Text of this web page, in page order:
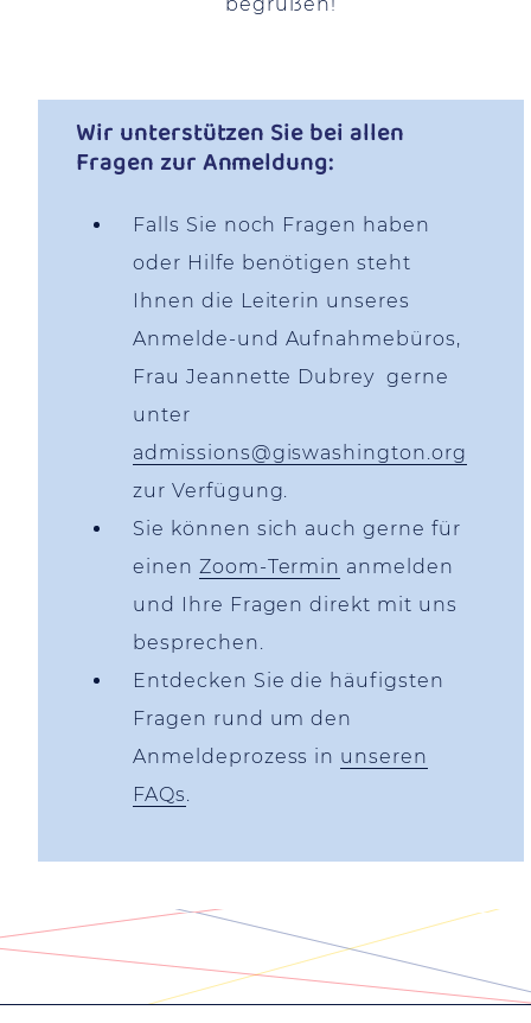
Wir unterstützen Sie bei allen
Fragen zur Anmeldung:
Falls Sie noch Fragen haben
oder Hilfe benötigen steht
Ihnen die Leiterin unseres
Anmelde-und Aufnahmebüros,
Frau Jeannette Dubrey gerne
unter
admissions@giswashington.org
zur Verfügung.
Sie können sich auch gerne für
einen Zoom-Termin anmelden
und Ihre Fragen direkt mit uns
besprechen.
Entdecken Sie die häufigsten
Fragen rund um den
Anmeldeprozess in unseren
FAQs.